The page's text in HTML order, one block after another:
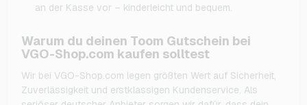
an der Kasse vor – kinderleicht und bequem.
Warum du deinen Toom Gutschein bei
VGO-Shop.com kaufen solltest
Wir bei VGO-Shop.com legen größten Wert auf Sicherheit,
Zuverlässigkeit und erstklassigen Kundenservice. Als